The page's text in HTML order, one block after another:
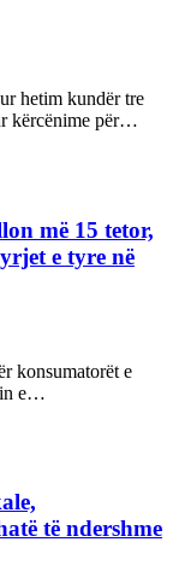
hetim kundër tre
kërcënime për…
më 15 tetor,
e tyre në
konsumatorët e
e…
të ndershme